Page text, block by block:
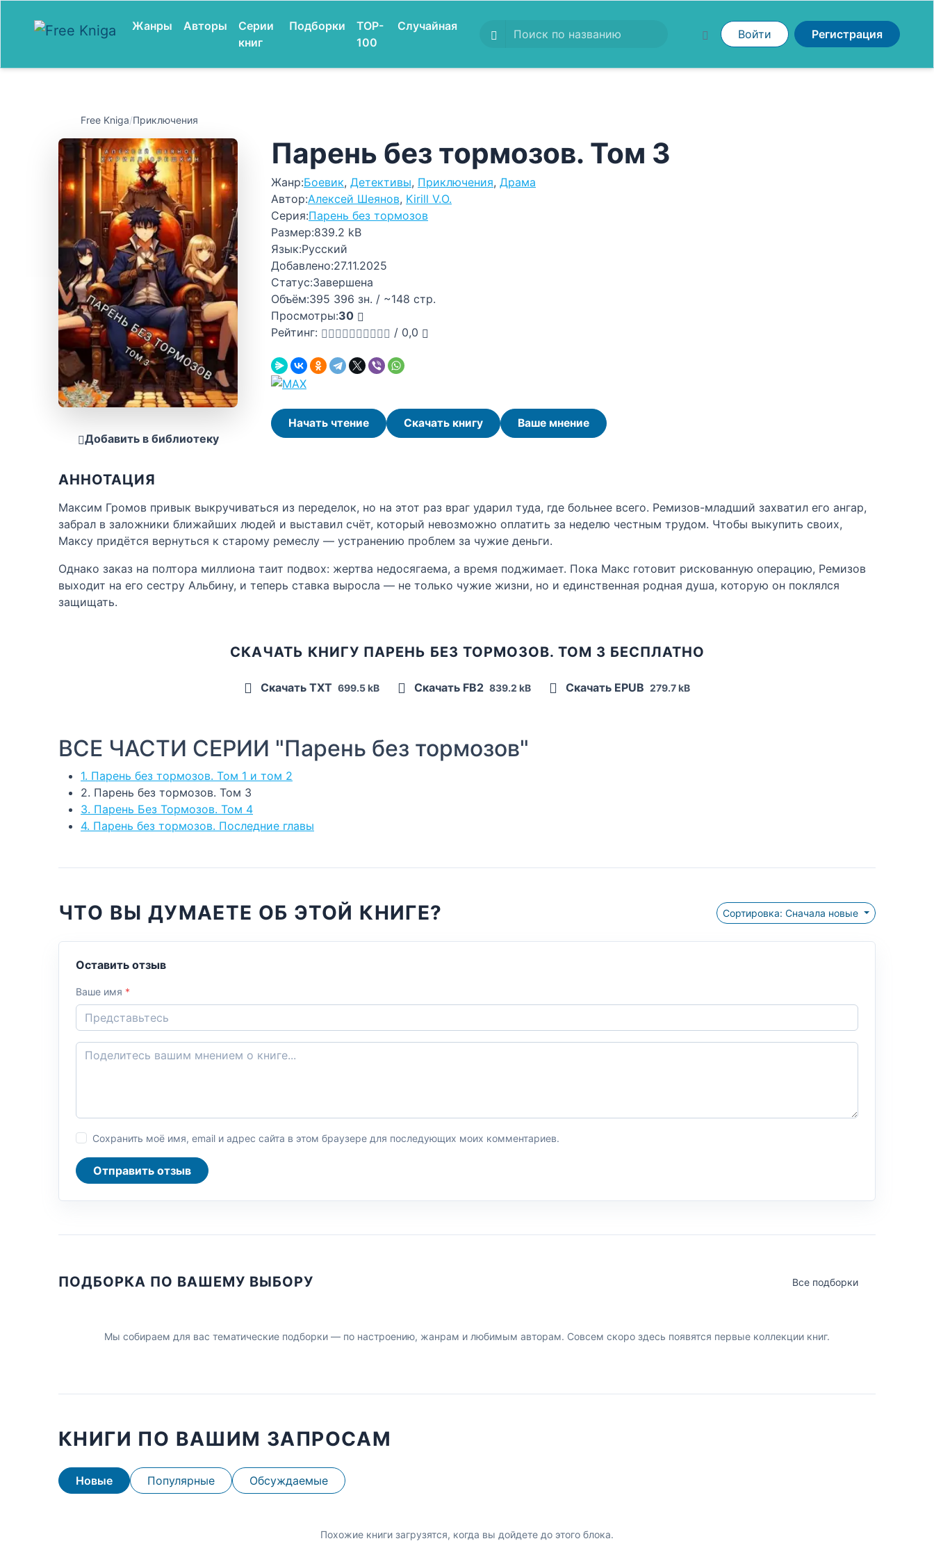
Жанры Авторы
Серии
книг
Подборки
TOP-
100
Случайная
Войти Регистрация
Free Kniga/Приключения
Добавить в библиотеку
Парень без тормозов. Том 3
Жанр:Боевик, Детективы, Приключения, Драма
Автор:Алексей Шеянов, Kirill V.O.
Серия:Парень без тормозов
Размер:839.2 kB
Язык:Русский
Добавлено:27.11.2025
Статус:Завершена
Объём:395 396 зн. / ~148 стр.
Просмотры:30
Рейтинг:
/ 0,0
Начать чтение Скачать книгу Ваше мнение
АННОТАЦИЯ
Максим Громов привык выкручиваться из переделок, но на этот раз враг ударил туда, где больнее всего. Ремизов-младший захватил его ангар,
забрал в заложники ближайших людей и выставил счёт, который невозможно оплатить за неделю честным трудом. Чтобы выкупить своих,
Максу придётся вернуться к старому ремеслу — устранению проблем за чужие деньги.
Однако заказ на полтора миллиона таит подвох: жертва недосягаема, а время поджимает. Пока Макс готовит рискованную операцию, Ремизов
выходит на его сестру Альбину, и теперь ставка выросла — не только чужие жизни, но и единственная родная душа, которую он поклялся
защищать.
СКАЧАТЬ КНИГУ ПАРЕНЬ БЕЗ ТОРМОЗОВ. ТОМ 3 БЕСПЛАТНО
Скачать TXT 699.5 kB Скачать FB2 839.2 kB Скачать EPUB 279.7 kB
ВСЕ ЧАСТИ СЕРИИ "Парень без тормозов"
1. Парень без тормозов. Том 1 и том 2
2. Парень без тормозов. Том 3
3. Парень Без Тормозов. Том 4
4. Парень без тормозов. Последние главы
ЧТО ВЫ ДУМАЕТЕ ОБ ЭТОЙ КНИГЕ? Сортировка: Сначала новые
Оставить отзыв
Ваше имя *
Сохранить моё имя, email и адрес сайта в этом браузере для последующих моих комментариев.
Отправить отзыв
ПОДБОРКА ПО ВАШЕМУ ВЫБОРУ Все подборки
Мы собираем для вас тематические подборки — по настроению, жанрам и любимым авторам. Совсем скоро здесь появятся первые коллекции книг.
КНИГИ ПО ВАШИМ ЗАПРОСАМ
Новые Популярные Обсуждаемые
Похожие книги загрузятся, когда вы дойдете до этого блока.